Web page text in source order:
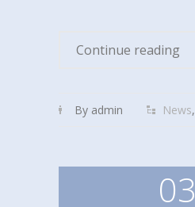
Continue reading
By admin News,
03